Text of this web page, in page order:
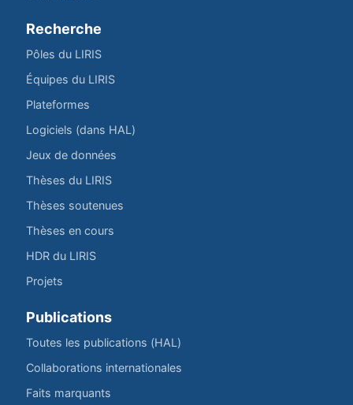
Recherche
Pôles du LIRIS
Équipes du LIRIS
Plateformes
Logiciels (dans HAL)
Jeux de données
Thèses du LIRIS
Thèses soutenues
Thèses en cours
HDR du LIRIS
Projets
Publications
Toutes les publications (HAL)
Collaborations internationales
Faits marquants